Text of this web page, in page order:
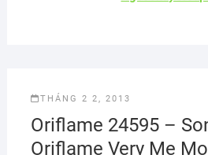
THÁNG 2 2, 2013
Oriflame 24595 –
Oriflame Very Me